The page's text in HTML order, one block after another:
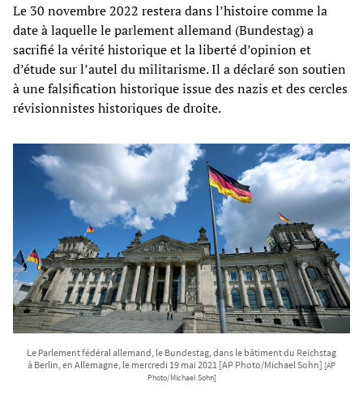
Le 30 novembre 2022 restera dans l’histoire comme la
date à laquelle le parlement allemand (Bundestag) a
sacrifié la vérité historique et la liberté d’opinion et
d’étude sur l’autel du militarisme. Il a déclaré son soutien
à une falsification historique issue des nazis et des cercles
révisionnistes historiques de droite.
Le Parlement fédéral allemand, le Bundestag, dans le bâtiment du Reichstag
à Berlin, en Allemagne, le mercredi 19 mai 2021 [AP Photo/Michael Sohn] [AP
Photo/Michael Sohn]